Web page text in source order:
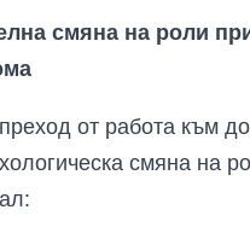
смяна на роли
от работа към
смяна на